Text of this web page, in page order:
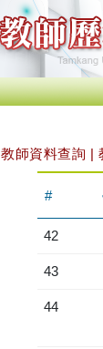
教師資料查詢 |
#
42
43
44